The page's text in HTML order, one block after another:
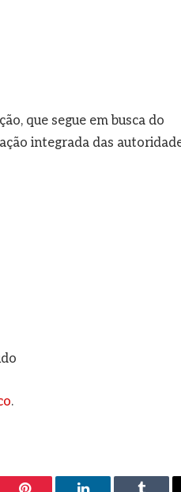
que segue em busca do
integrada das
.